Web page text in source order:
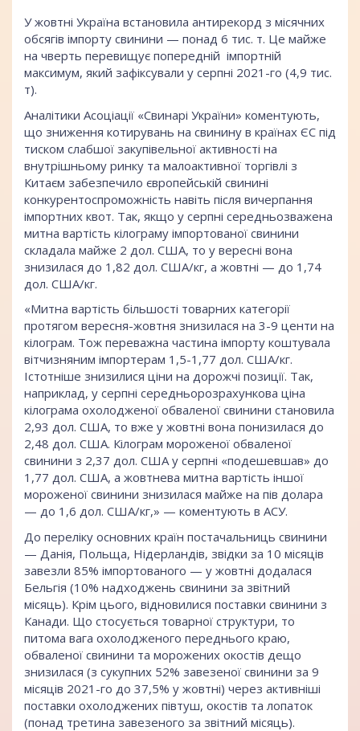
У жовтні Україна встановила антирекорд з місячних
обсягів імпорту свинини — понад 6 тис. т. Це майже
на чверть перевищує попередній імпортній
максимум, який зафіксували у серпні 2021-го (4,9 тис.
т).
Аналітики Асоціації «Свинарі України» коментують,
що зниження котирувань на свинину в країнах ЄС під
тиском слабшої закупівельної активності на
внутрішньому ринку та малоактивної торгівлі з
Китаєм забезпечило європейській свинині
конкурентоспроможність навіть після вичерпання
імпортних квот. Так, якщо у серпні середньозважена
митна вартість кілограму імпортованої свинини
складала майже 2 дол. США, то у вересні вона
знизилася до 1,82 дол. США/кг, а жовтні — до 1,74
дол. США/кг.
«Митна вартість більшості товарних категорії
протягом вересня-жовтня знизилася на 3-9 центи на
кілограм. Тож переважна частина імпорту коштувала
вітчизняним імпортерам 1,5-1,77 дол. США/кг.
Істотніше знизилися ціни на дорожчі позиції. Так,
наприклад, у серпні середньорозрахункова ціна
кілограма охолодженої обваленої свинини становила
2,93 дол. США, то вже у жовтні вона понизилася до
2,48 дол. США. Кілограм мороженої обваленої
свинини з 2,37 дол. США у серпні «подешевшав» до
1,77 дол. США, а жовтнева митна вартість іншої
мороженої свинини знизилася майже на пів долара
— до 1,6 дол. США/кг,» — коментують в АСУ.
До переліку основних країн постачальниць свинини
— Данія, Польща, Нідерландів, звідки за 10 місяців
завезли 85% імпортованого — у жовтні додалася
Бельгія (10% надходжень свинини за звітний
місяць). Крім цього, відновилися поставки свинини з
Канади. Що стосується товарної структури, то
питома вага охолодженого переднього краю,
обваленої свинини та морожених окостів дещо
знизилася (з сукупних 52% завезеної свинини за 9
місяців 2021-го до 37,5% у жовтні) через активніші
поставки охолоджених півтуш, окостів та лопаток
(понад третина завезеного за звітний місяць).